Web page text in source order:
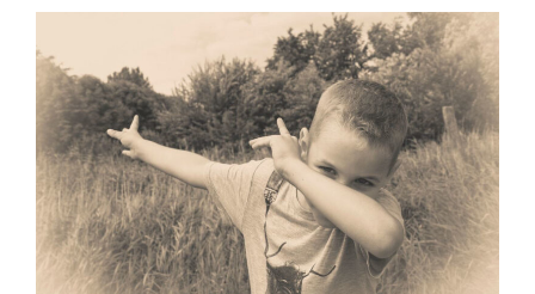
ADHD
en
Corona